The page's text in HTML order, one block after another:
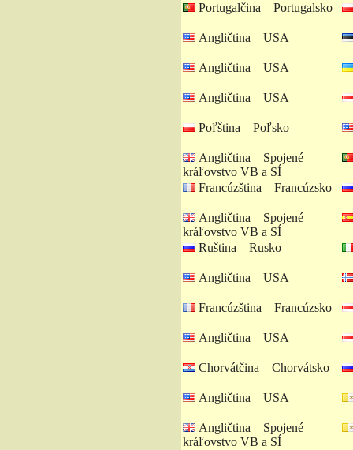
Portugalčina – Portugalsko
Angličtina – USA
Angličtina – USA
Angličtina – USA
Poľština – Poľsko
Angličtina – Spojené
kráľovstvo VB a SÍ
Francúzština – Francúzsko
Angličtina – Spojené
kráľovstvo VB a SÍ
Ruština – Rusko
Angličtina – USA
Francúzština – Francúzsko
Angličtina – USA
Chorvátčina – Chorvátsko
Angličtina – USA
Angličtina – Spojené
kráľovstvo VB a SÍ